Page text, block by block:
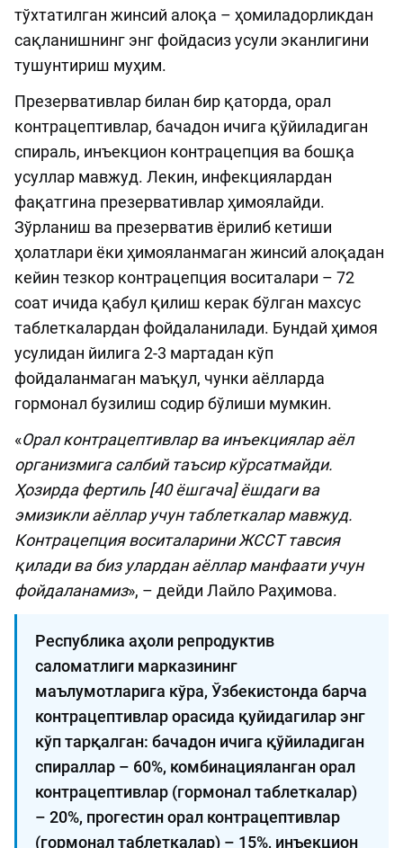
тўхтатилган жинсий алоқа – ҳомиладорликдан
сақланишнинг энг фойдасиз усули эканлигини
тушунтириш муҳим.
Презервативлар билан бир қаторда, орал
контрацептивлар, бачадон ичига қўйиладиган
спираль, инъекцион контрацепция ва бошқа
усуллар мавжуд. Лекин, инфекциялардан
фақатгина презервативлар ҳимоялайди.
Зўрланиш ва презерватив ёрилиб кетиши
ҳолатлари ёки ҳимояланмаган жинсий алоқадан
кейин тезкор контрацепция воситалари – 72
соат ичида қабул қилиш керак бўлган махсус
таблеткалардан фойдаланилади. Бундай ҳимоя
усулидан йилига 2-3 мартадан кўп
фойдаланмаган маъқул, чунки аёлларда
гормонал бузилиш содир бўлиши мумкин.
«Орал контрацептивлар ва инъекциялар аёл
организмига салбий таъсир кўрсатмайди.
Ҳозирда фертиль [40 ёшгача] ёшдаги ва
эмизикли аёллар учун таблеткалар мавжуд.
Контрацепция воситаларини ЖССТ тавсия
қилади ва биз улардан аёллар манфаати учун
фойдаланамиз», – дейди Лайло Раҳимова.
Республика аҳоли репродуктив
саломатлиги марказининг
маълумотларига кўра, Ўзбекистонда барча
контрацептивлар орасида қуйидагилар энг
кўп тарқалган: бачадон ичига қўйиладиган
спираллар – 60%, комбинацияланган орал
контрацептивлар (гормонал таблеткалар)
– 20%, прогестин орал контрацептивлар
(гормонал таблеткалар) – 15%, инъекцион